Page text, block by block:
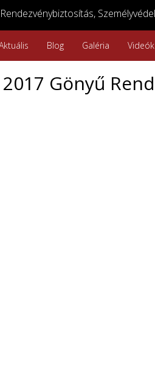
Blog Galéria Videók
Gönyű